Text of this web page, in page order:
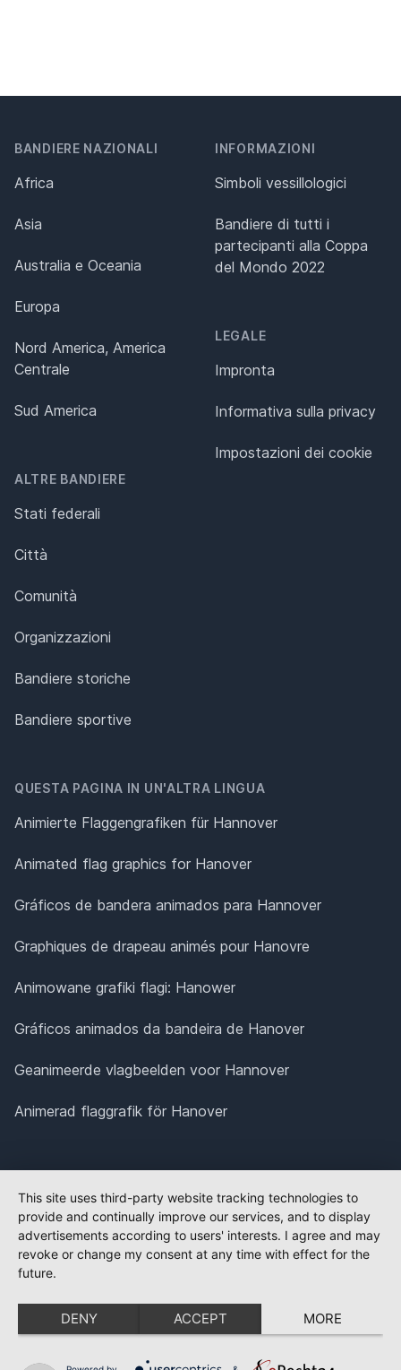
BANDIERE NAZIONALI
Africa
Asia
Australia e Oceania
Europa
Nord America, America
Centrale
Sud America
ALTRE BANDIERE
Stati federali
Città
Comunità
Organizzazioni
Bandiere storiche
Bandiere sportive
INFORMAZIONI
Simboli vessillologici
Bandiere di tutti i
partecipanti alla Coppa
del Mondo 2022
LEGALE
Impronta
Informativa sulla privacy
Impostazioni dei cookie
QUESTA PAGINA IN UN'ALTRA LINGUA
Animierte Flaggengrafiken für Hannover
Animated flag graphics for Hanover
Gráficos de bandera animados para Hannover
Graphiques de drapeau animés pour Hanovre
Animowane grafiki flagi: Hanower
Gráficos animados da bandeira de Hanover
Geanimeerde vlagbeelden voor Hannover
Animerad flaggrafik för Hanover
This site uses third-party website tracking technologies to
provide and continually improve our services, and to display
advertisements according to users' interests. I agree and may
revoke or change my consent at any time with effect for the
future.
DENY ACCEPT MORE